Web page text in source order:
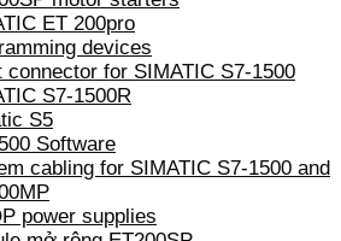
ET 200pro
devices
connector for SIMATIC S7-1500
S7-1500R
S5
Software
cabling for SIMATIC S7-1500 and
power supplies